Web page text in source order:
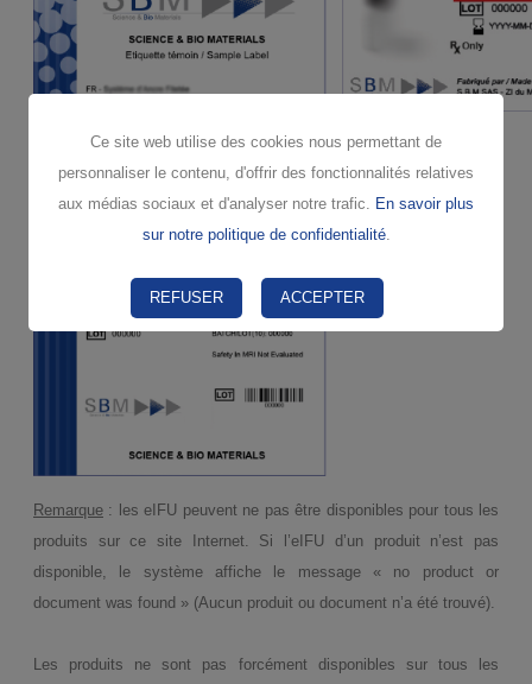
Remarque : les eIFU peuvent ne pas être disponibles pour tous les
produits sur ce site Internet. Si l’eIFU d’un produit n’est pas
disponible, le système affiche le message « no product or
document was found » (Aucun produit ou document n’a été trouvé).
Les produits ne sont pas forcément disponibles sur tous les
Ce site web utilise des cookies nous permettant de
personnaliser le contenu, d'offrir des fonctionnalités relatives
aux médias sociaux et d'analyser notre trafic. En savoir plus
sur notre politique de confidentialité.
REFUSER ACCEPTER